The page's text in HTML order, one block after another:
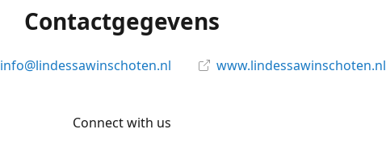
Contactgegevens
info@lindessawinschoten.nl www.lindessawinschoten.nl
Connect with us